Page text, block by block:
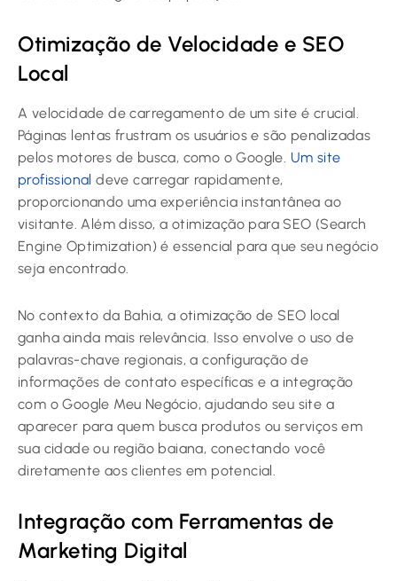
Otimização de Velocidade e SEO
Local
A velocidade de carregamento de um site é crucial.
Páginas lentas frustram os usuários e são penalizadas
pelos motores de busca, como o Google. Um site
profissional deve carregar rapidamente,
proporcionando uma experiência instantânea ao
visitante. Além disso, a otimização para SEO (Search
Engine Optimization) é essencial para que seu negócio
seja encontrado.
No contexto da Bahia, a otimização de SEO local
ganha ainda mais relevância. Isso envolve o uso de
palavras-chave regionais, a configuração de
informações de contato específicas e a integração
com o Google Meu Negócio, ajudando seu site a
aparecer para quem busca produtos ou serviços em
sua cidade ou região baiana, conectando você
diretamente aos clientes em potencial.
Integração com Ferramentas de
Marketing Digital